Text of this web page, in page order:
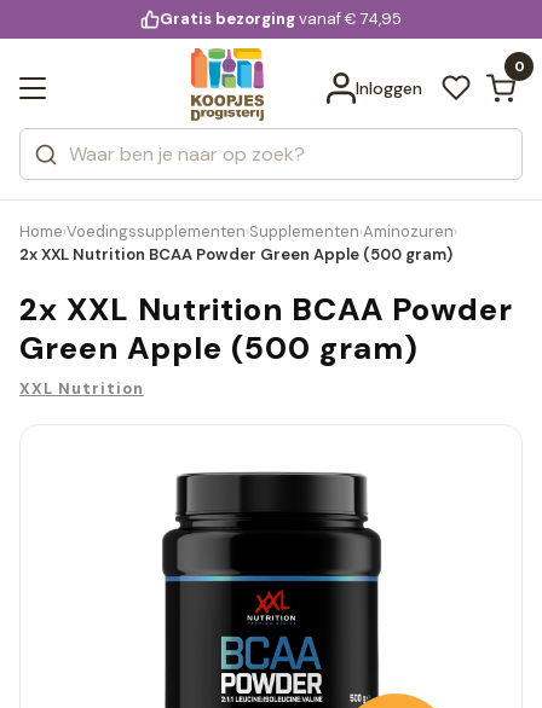
voor 20:00 uur besteld
Gratis bezorgingvanaf € 74,95
Inloggen
0
Zoeken
Categorieën
Merken
Bekijk alle resultaten
Home›Voedingssupplementen›Supplementen›Aminozuren›
2x XXL Nutrition BCAA Powder Green Apple (500 gram)
2x XXL Nutrition BCAA Powder
Green Apple (500 gram)
XXL Nutrition